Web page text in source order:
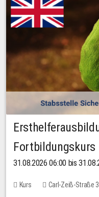
Fortbildungskurs
31.08.2026 06:00 bis
Kurs Carl-Zeiß-Straße